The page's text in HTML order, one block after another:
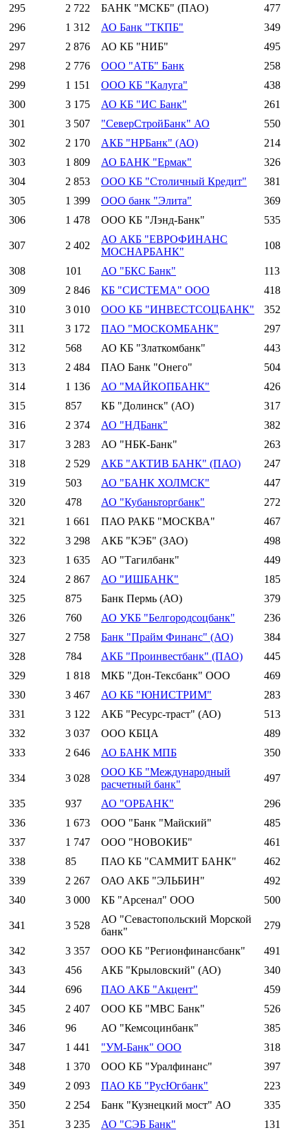
295 2 722 БАНК "МСКБ" (ПАО)
477
296
1 312 АО Банк "ТКПБ"
349
297
2 876 АО КБ "НИБ"
495
298
2 776 ООО "АТБ" Банк
258
299
1 151 ООО КБ "Калуга"
438
300
3 175 АО КБ "ИС Банк"
261
301
3 507 "СеверСтройБанк" АО
550
302
2 170 АКБ "НРБанк" (АО)
214
303
1 809 АО БАНК "Ермак"
326
304
2 853 ООО КБ "Столичный Кредит"
381
305
1 399 ООО банк "Элита"
369
306
1 478 ООО КБ "Лэнд-Банк" 535
307 2 402
АО АКБ "ЕВРОФИНАНС
МОСНАРБАНК"
108
308 101 АО "БКС Банк"
113
309
2 846 КБ "СИСТЕМА" ООО
418
310
3 010 ООО КБ "ИНВЕСТСОЦБАНК"
352
311
3 172 ПАО "МОСКОМБАНК"
297
312
568 АО КБ "Златкомбанк"
443
313
2 484 ПАО Банк "Онего"
504
314
1 136 АО "МАЙКОПБАНК"
426
315
857 КБ "Долинск" (АО)
317
316
2 374 АО "НДБанк"
382
317
3 283 АО "НБК-Банк"
263
318
2 529 АКБ "АКТИВ БАНК" (ПАО)
247
319
503 АО "БАНК ХОЛМСК"
447
320
478 АО "Кубаньторгбанк"
272
321
1 661 ПАО РАКБ "МОСКВА"
467
322
3 298 АКБ "КЭБ" (ЗАО)
498
323
1 635 АО "Тагилбанк"
449
324
2 867 АО "ИШБАНК"
185
325
875 Банк Пермь (АО)
379
326
760 АО УКБ "Белгородсоцбанк"
236
327
2 758 Банк "Прайм Финанс" (АО)
384
328
784 АКБ "Проинвестбанк" (ПАО)
445
329
1 818 МКБ "Дон-Тексбанк" ООО
469
330
3 467 АО КБ "ЮНИСТРИМ"
283
331
3 122 АКБ "Ресурс-траст" (АО)
513
332
3 037 ООО КБЦА
489
333
2 646 АО БАНК МПБ 350
334 3 028
ООО КБ "Международный
расчетный банк"
497
335 937 АО "ОРБАНК"
296
336
1 673 ООО "Банк "Майский"
485
337
1 747 ООО "НОВОКИБ"
461
338
85 ПАО КБ "САММИТ БАНК"
462
339
2 267 ОАО АКБ "ЭЛЬБИН"
492
340
3 000 КБ "Арсенал" ООО 500
341 3 528
АО "Севастопольский Морской
банк"
279
342 3 357 ООО КБ "Регионфинансбанк"
491
343
456 АКБ "Крыловский" (АО)
340
344
696 ПАО АКБ "Акцент"
459
345
2 407 ООО КБ "МВС Банк"
526
346
96 АО "Кемсоцинбанк"
385
347
1 441 "УМ-Банк" ООО
318
348
1 370 ООО КБ "Уралфинанс"
397
349
2 093 ПАО КБ "РусЮгбанк"
223
350
2 254 Банк "Кузнецкий мост" АО
335
351
3 235 АО "СЭБ Банк"
131